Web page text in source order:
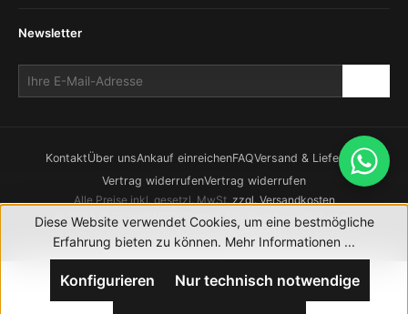
Newsletter
KontaktÜber unsAnkauf einreichenFAQVersand & Lieferung
Vertrag widerrufenVertrag widerrufen
Alle Preise inkl. gesetzl. MwSt.zzgl. Versandkosten
© 2026 CHRONOWERK GmbH. Alle Rechte vorbehalten.
Realisierung durch XICTRON
Diese Website verwendet Cookies, um eine bestmögliche
Erfahrung bieten zu können. Mehr Informationen ...
Nur technisch notwendige
Konfigurieren